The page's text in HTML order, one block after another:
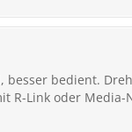
besser bedient.
R-Link oder Media-